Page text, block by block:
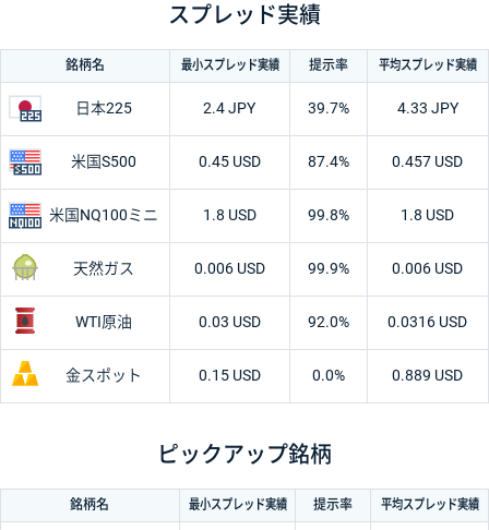
スプレッド実績
銘柄名 最小スプレッド実績 提示率 平均スプレッド実績
日本225 2.4 JPY 39.7% 4.33 JPY
米国S500 0.45 USD 87.4% 0.457 USD
米国NQ100ミニ 1.8 USD 99.8% 1.8 USD
天然ガス 0.006 USD 99.9% 0.006 USD
WTI原油 0.03 USD 92.0% 0.0316 USD
金スポット 0.15 USD 0.0% 0.889 USD
ピックアップ銘柄
銘柄名 最小スプレッド実績 提示率 平均スプレッド実績